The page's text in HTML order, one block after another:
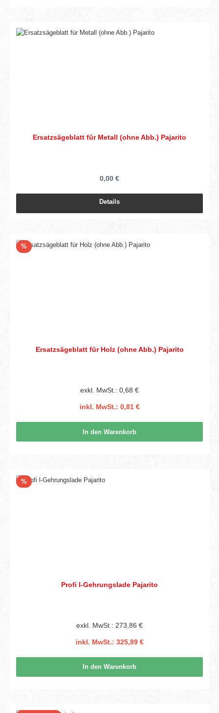
Ersatzsägeblatt für Metall (ohne Abb.) Pajarito
0,00 €
Details
%Rabatt
Ersatzsägeblatt für Holz (ohne Abb.) Pajarito
exkl. MwSt.: 0,68 €
inkl. MwSt.: 0,81 €
In den Warenkorb
%Rabatt
Profi l-Gehrungslade Pajarito
exkl. MwSt.: 273,86 €
inkl. MwSt.: 325,89 €
In den Warenkorb